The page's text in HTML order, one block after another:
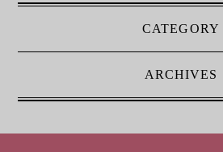
CATEGORY
ARCHIVES